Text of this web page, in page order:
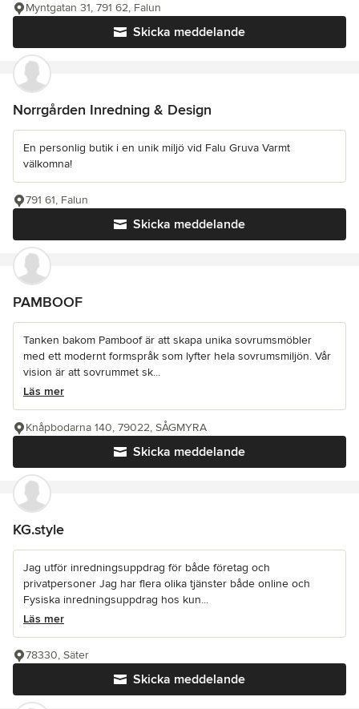
Skicka meddelande
Myntgatan 31, 791 62, Falun
Norrgården Inredning & Design
En personlig butik i en unik miljö vid Falu Gruva Varmt
välkomna!
Skicka meddelande
791 61, Falun
PAMBOOF
Tanken bakom Pamboof är att skapa unika sovrumsmöbler
med ett modernt formspråk som lyfter hela sovrumsmiljön. Vår
vision är att sovrummet sk...
Läs mer
Skicka meddelande
Knåpbodarna 140, 79022, SÅGMYRA
KG.style
Jag utför inredningsuppdrag för både företag och
privatpersoner Jag har flera olika tjänster både online och
Fysiska inredningsuppdrag hos kun...
Läs mer
Skicka meddelande
78330, Säter